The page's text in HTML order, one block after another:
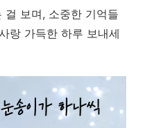
걸 보며, 소중한 기억들
랑 가득한 하루 보내세